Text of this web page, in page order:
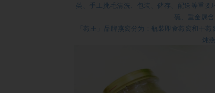
类、手工挑毛清洗、包装、储存、配送等重
硫、重金属
「燕王」品牌燕窩分为：瓶裝即食燕窩和干
炖